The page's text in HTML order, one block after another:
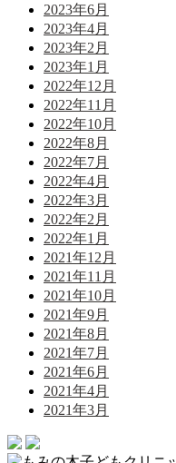
2023年6月
2023年4月
2023年2月
2023年1月
2022年12月
2022年11月
2022年10月
2022年8月
2022年7月
2022年4月
2022年3月
2022年2月
2022年1月
2021年12月
2021年11月
2021年10月
2021年9月
2021年8月
2021年7月
2021年6月
2021年4月
2021年3月